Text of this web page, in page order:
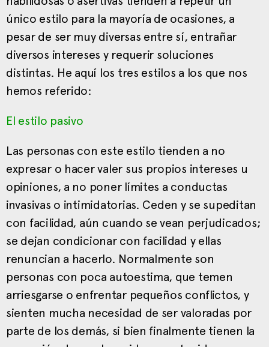
único estilo para la mayoría de ocasiones, a
pesar de ser muy diversas entre sí, entrañar
diversos intereses y requerir soluciones
distintas. He aquí los tres estilos a los que nos
hemos referido:
El estilo pasivo
Las personas con este estilo tienden a no
expresar o hacer valer sus propios intereses u
opiniones, a no poner límites a conductas
invasivas o intimidatorias. Ceden y se supeditan
con facilidad, aún cuando se vean perjudicados;
se dejan condicionar con facilidad y ellas
renuncian a hacerlo. Normalmente son
personas con poca autoestima, que temen
arriesgarse o enfrentar pequeños conflictos, y
sienten mucha necesidad de ser valoradas por
parte de los demás, si bien finalmente tienen la